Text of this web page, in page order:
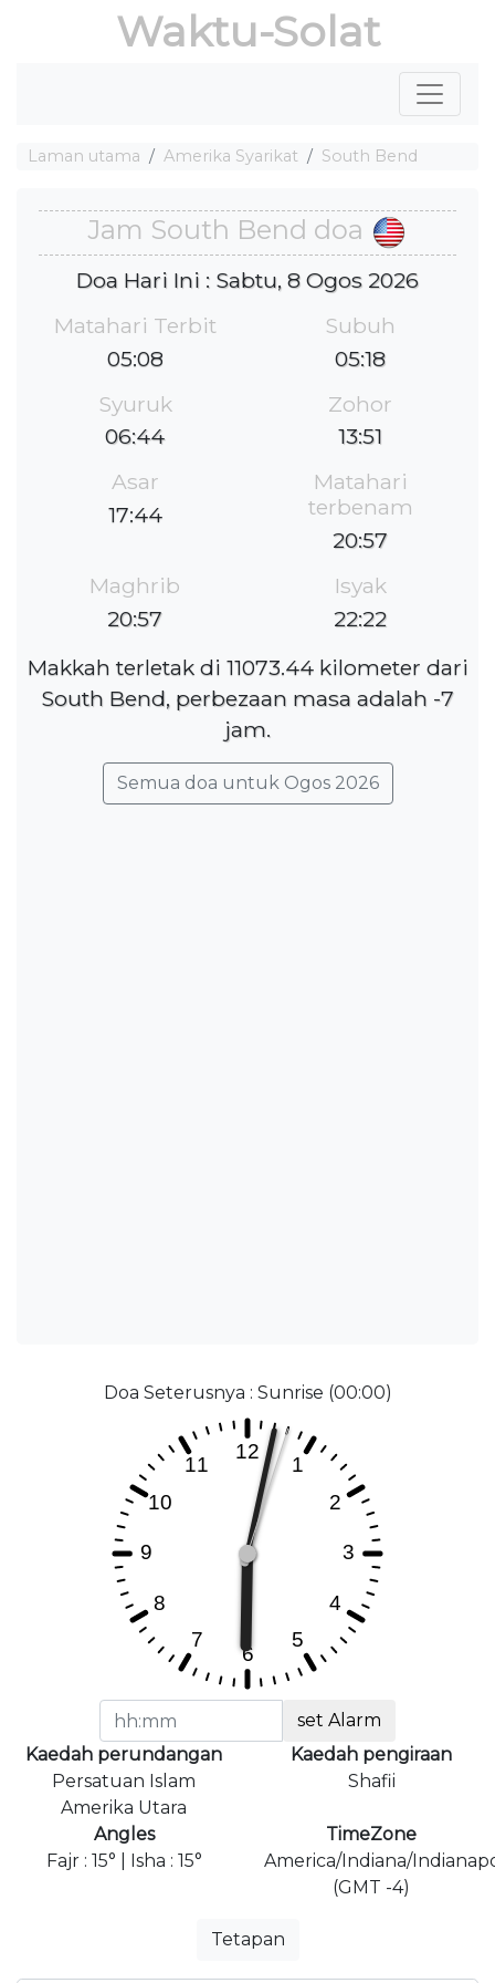
Waktu-Solat
Laman utama Amerika Syarikat South Bend
Jam South Bend doa
Doa Hari Ini : Sabtu, 8 Ogos 2026
Matahari Terbit
05:08
Subuh
05:18
Syuruk
06:44
Zohor
13:51
Asar
17:44
Matahari
terbenam
20:57
Maghrib
20:57
Isyak
22:22
Makkah terletak di 11073.44 kilometer dari
South Bend, perbezaan masa adalah -7
jam.
Semua doa untuk Ogos 2026
Doa Seterusnya : Sunrise (00:00)
set Alarm
Kaedah perundangan
Persatuan Islam
Amerika Utara
Kaedah pengiraan
Shafii
Angles
Fajr : 15° | Isha : 15°
TimeZone
America/Indiana/
(GMT -4)
Tetapan